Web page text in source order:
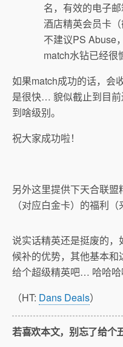
名，有效的电子
酒店精英会员卡
不建议PS Abuse
match水钻已经很
如果match成功的话，会
是很快… 貌似截止到目
到啥级别。
祝大家成功啦！
另外这里提供下天合联
（对应白金卡）的福利（
说实话精英还是挺废的
候补的优势，其他基本
给个超级精英吧… 哈哈
（HT: Dans Deals）
若喜欢本文，别忘了给个